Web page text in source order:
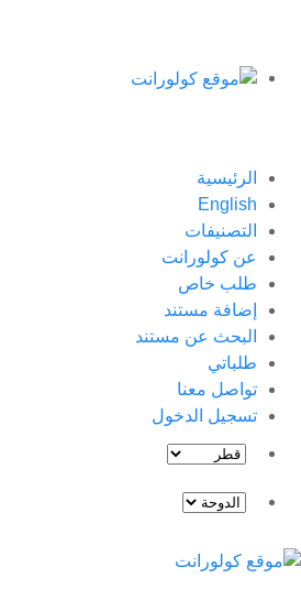
الرئيسية
English
التصنيفات
عن كولورانت
طلب خاص
إضافة مستند
البحث عن مستند
طلباتي
تواصل معنا
تسجيل الدخول